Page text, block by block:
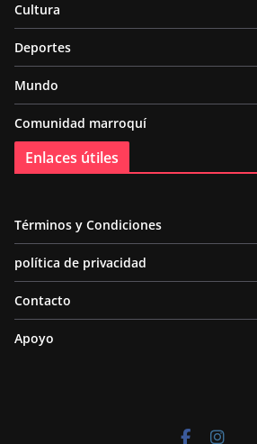
Cultura
Deportes
Mundo
Comunidad marroquí
Enlaces útiles
Términos y Condiciones
política de privacidad
Contacto
Apoyo